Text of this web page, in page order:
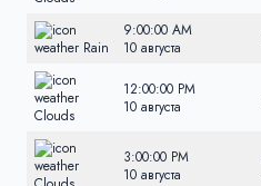
9:00:00 AM
10 августа
12:00:00 PM
10 августа
3:00:00 PM
10 августа